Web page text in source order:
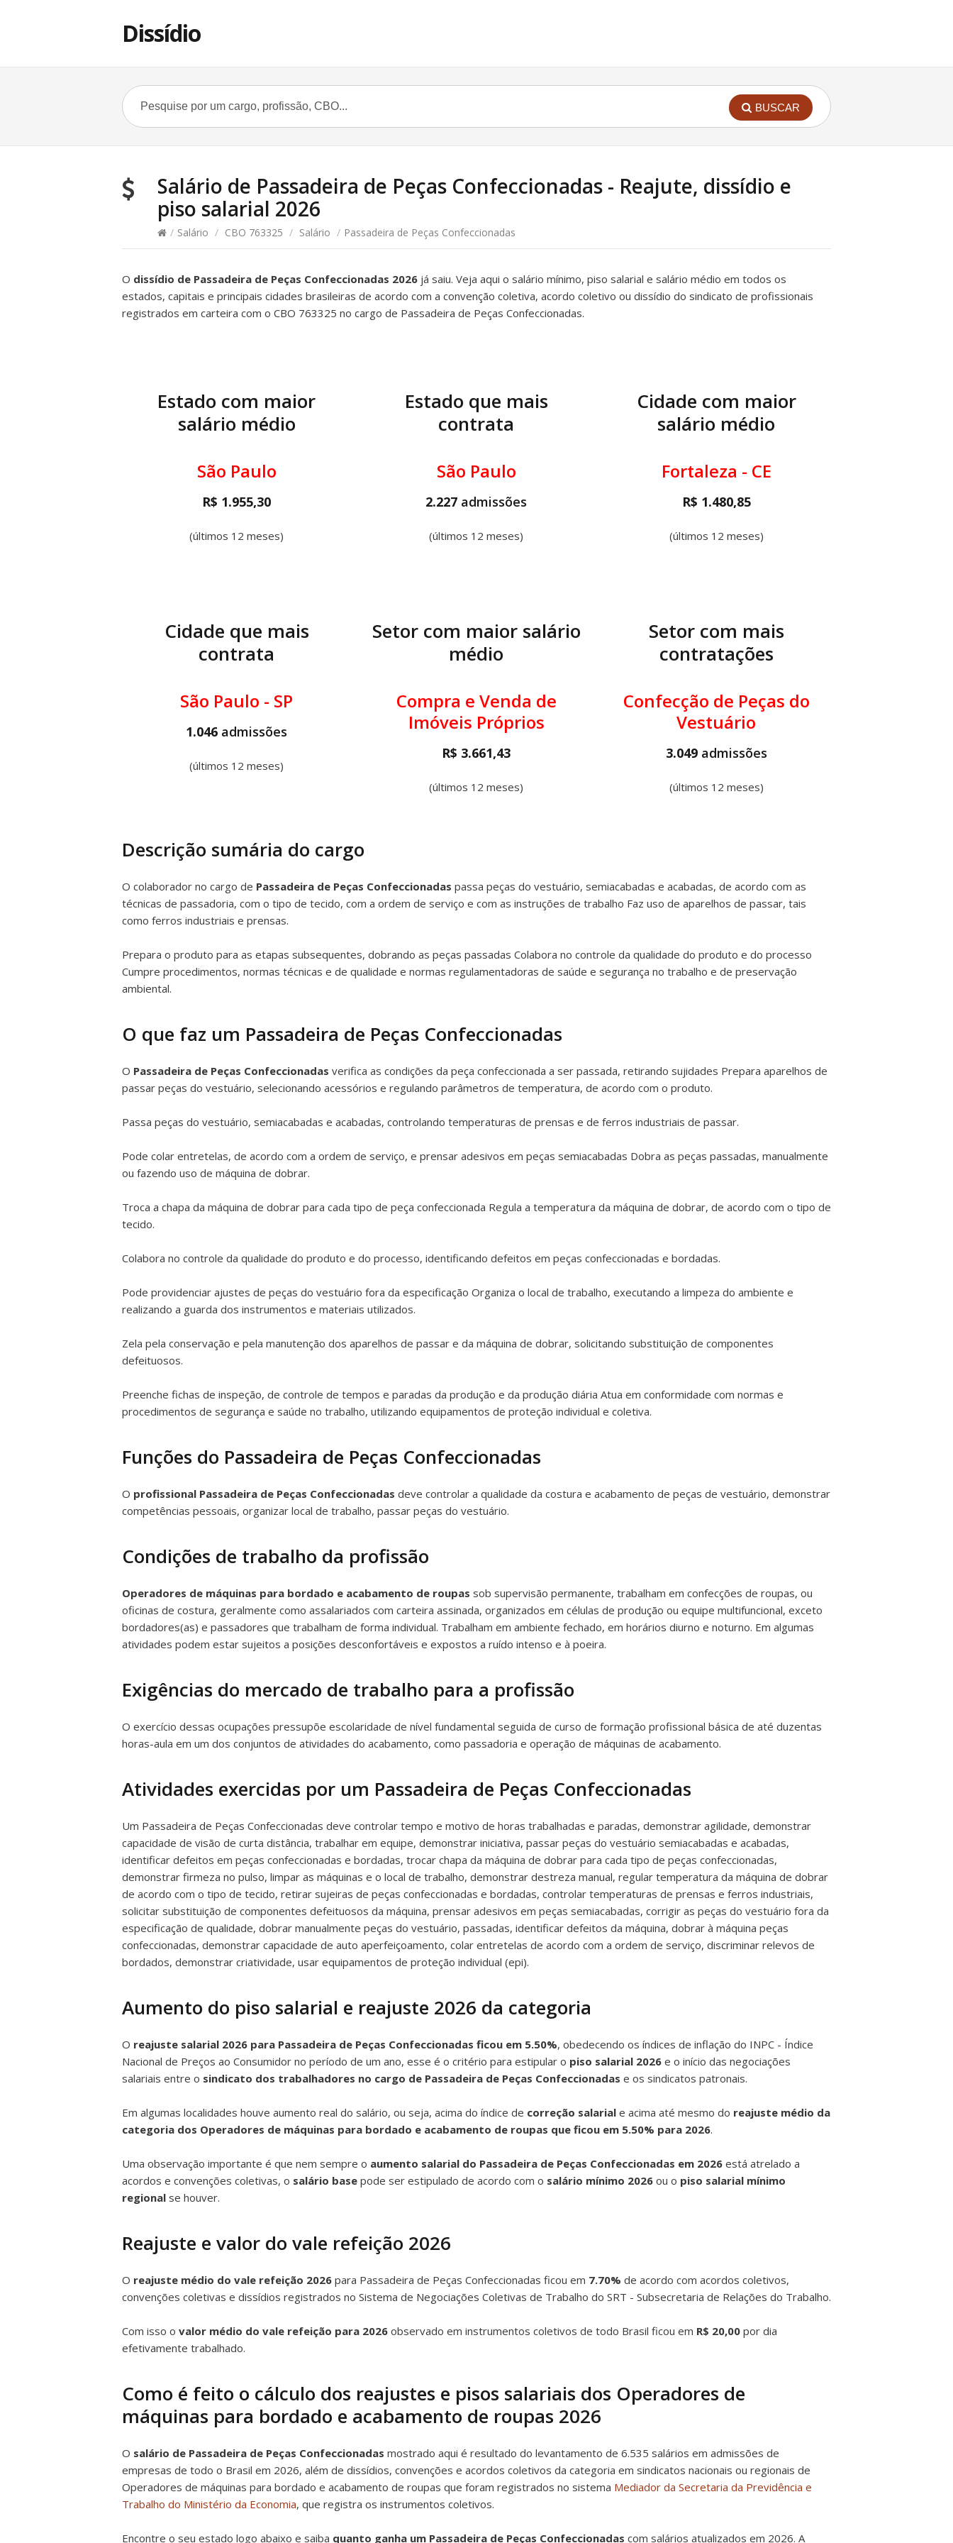
Dissídio
BUSCAR
Salário de Passadeira de Peças Confeccionadas - Reajute, dissídio e
piso salarial 2026
/ Salário / CBO 763325 / Salário / Passadeira de Peças Confeccionadas
O dissídio de Passadeira de Peças Confeccionadas 2026 já saiu. Veja aqui o salário mínimo, piso salarial e salário médio em todos os
estados, capitais e principais cidades brasileiras de acordo com a convenção coletiva, acordo coletivo ou dissídio do sindicato de profissionais
registrados em carteira com o CBO 763325 no cargo de Passadeira de Peças Confeccionadas.
Estado com maior
salário médio
São Paulo
R$ 1.955,30
(últimos 12 meses)
Estado que mais
contrata
São Paulo
2.227 admissões
(últimos 12 meses)
Cidade com maior
salário médio
Fortaleza - CE
R$ 1.480,85
(últimos 12 meses)
Cidade que mais
contrata
São Paulo - SP
1.046 admissões
(últimos 12 meses)
Setor com maior salário
médio
Compra e Venda de
Imóveis Próprios
R$ 3.661,43
(últimos 12 meses)
Setor com mais
contratações
Confecção de Peças do
Vestuário
3.049 admissões
(últimos 12 meses)
Descrição sumária do cargo
O colaborador no cargo de Passadeira de Peças Confeccionadas passa peças do vestuário, semiacabadas e acabadas, de acordo com as
técnicas de passadoria, com o tipo de tecido, com a ordem de serviço e com as instruções de trabalho Faz uso de aparelhos de passar, tais
como ferros industriais e prensas.
Prepara o produto para as etapas subsequentes, dobrando as peças passadas Colabora no controle da qualidade do produto e do processo
Cumpre procedimentos, normas técnicas e de qualidade e normas regulamentadoras de saúde e segurança no trabalho e de preservação
ambiental.
O que faz um Passadeira de Peças Confeccionadas
O Passadeira de Peças Confeccionadas verifica as condições da peça confeccionada a ser passada, retirando sujidades Prepara aparelhos de
passar peças do vestuário, selecionando acessórios e regulando parâmetros de temperatura, de acordo com o produto.
Passa peças do vestuário, semiacabadas e acabadas, controlando temperaturas de prensas e de ferros industriais de passar.
Pode colar entretelas, de acordo com a ordem de serviço, e prensar adesivos em peças semiacabadas Dobra as peças passadas, manualmente
ou fazendo uso de máquina de dobrar.
Troca a chapa da máquina de dobrar para cada tipo de peça confeccionada Regula a temperatura da máquina de dobrar, de acordo com o tipo de
tecido.
Colabora no controle da qualidade do produto e do processo, identificando defeitos em peças confeccionadas e bordadas.
Pode providenciar ajustes de peças do vestuário fora da especificação Organiza o local de trabalho, executando a limpeza do ambiente e
realizando a guarda dos instrumentos e materiais utilizados.
Zela pela conservação e pela manutenção dos aparelhos de passar e da máquina de dobrar, solicitando substituição de componentes
defeituosos.
Preenche fichas de inspeção, de controle de tempos e paradas da produção e da produção diária Atua em conformidade com normas e
procedimentos de segurança e saúde no trabalho, utilizando equipamentos de proteção individual e coletiva.
Funções do Passadeira de Peças Confeccionadas
O profissional Passadeira de Peças Confeccionadas deve controlar a qualidade da costura e acabamento de peças de vestuário, demonstrar
competências pessoais, organizar local de trabalho, passar peças do vestuário.
Condições de trabalho da profissão
Operadores de máquinas para bordado e acabamento de roupas sob supervisão permanente, trabalham em confecções de roupas, ou
oficinas de costura, geralmente como assalariados com carteira assinada, organizados em células de produção ou equipe multifuncional, exceto
bordadores(as) e passadores que trabalham de forma individual. Trabalham em ambiente fechado, em horários diurno e noturno. Em algumas
atividades podem estar sujeitos a posições desconfortáveis e expostos a ruído intenso e à poeira.
Exigências do mercado de trabalho para a profissão
O exercício dessas ocupações pressupõe escolaridade de nível fundamental seguida de curso de formação profissional básica de até duzentas
horas-aula em um dos conjuntos de atividades do acabamento, como passadoria e operação de máquinas de acabamento.
Atividades exercidas por um Passadeira de Peças Confeccionadas
Um Passadeira de Peças Confeccionadas deve controlar tempo e motivo de horas trabalhadas e paradas, demonstrar agilidade, demonstrar
capacidade de visão de curta distância, trabalhar em equipe, demonstrar iniciativa, passar peças do vestuário semiacabadas e acabadas,
identificar defeitos em peças confeccionadas e bordadas, trocar chapa da máquina de dobrar para cada tipo de peças confeccionadas,
demonstrar firmeza no pulso, limpar as máquinas e o local de trabalho, demonstrar destreza manual, regular temperatura da máquina de dobrar
de acordo com o tipo de tecido, retirar sujeiras de peças confeccionadas e bordadas, controlar temperaturas de prensas e ferros industriais,
solicitar substituição de componentes defeituosos da máquina, prensar adesivos em peças semiacabadas, corrigir as peças do vestuário fora da
especificação de qualidade, dobrar manualmente peças do vestuário, passadas, identificar defeitos da máquina, dobrar à máquina peças
confeccionadas, demonstrar capacidade de auto aperfeiçoamento, colar entretelas de acordo com a ordem de serviço, discriminar relevos de
bordados, demonstrar criatividade, usar equipamentos de proteção individual (epi).
Aumento do piso salarial e reajuste 2026 da categoria
O reajuste salarial 2026 para Passadeira de Peças Confeccionadas ficou em 5.50%, obedecendo os índices de inflação do INPC - Índice
Nacional de Preços ao Consumidor no período de um ano, esse é o critério para estipular o piso salarial 2026 e o início das negociações
salariais entre o sindicato dos trabalhadores no cargo de Passadeira de Peças Confeccionadas e os sindicatos patronais.
Em algumas localidades houve aumento real do salário, ou seja, acima do índice de correção salarial e acima até mesmo do reajuste médio da
categoria dos Operadores de máquinas para bordado e acabamento de roupas que ficou em 5.50% para 2026.
Uma observação importante é que nem sempre o aumento salarial do Passadeira de Peças Confeccionadas em 2026 está atrelado a
acordos e convenções coletivas, o salário base pode ser estipulado de acordo com o salário mínimo 2026 ou o piso salarial mínimo
regional se houver.
Reajuste e valor do vale refeição 2026
O reajuste médio do vale refeição 2026 para Passadeira de Peças Confeccionadas ficou em 7.70% de acordo com acordos coletivos,
convenções coletivas e dissídios registrados no Sistema de Negociações Coletivas de Trabalho do SRT - Subsecretaria de Relações do Trabalho.
Com isso o valor médio do vale refeição para 2026 observado em instrumentos coletivos de todo Brasil ficou em R$ 20,00 por dia
efetivamente trabalhado.
Como é feito o cálculo dos reajustes e pisos salariais dos Operadores de
máquinas para bordado e acabamento de roupas 2026
O salário de Passadeira de Peças Confeccionadas mostrado aqui é resultado do levantamento de 6.535 salários em admissões de
empresas de todo o Brasil em 2026, além de dissídios, convenções e acordos coletivos da categoria em sindicatos nacionais ou regionais de
Operadores de máquinas para bordado e acabamento de roupas que foram registrados no sistema Mediador da Secretaria da Previdência e
Trabalho do Ministério da Economia, que registra os instrumentos coletivos.
Encontre o seu estado logo abaixo e saiba quanto ganha um Passadeira de Peças Confeccionadas com salários atualizados em 2026. A